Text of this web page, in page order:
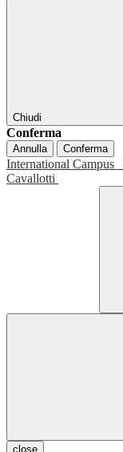
Chiudi
Conferma
Annulla Conferma
International Campus
Cavallotti
close